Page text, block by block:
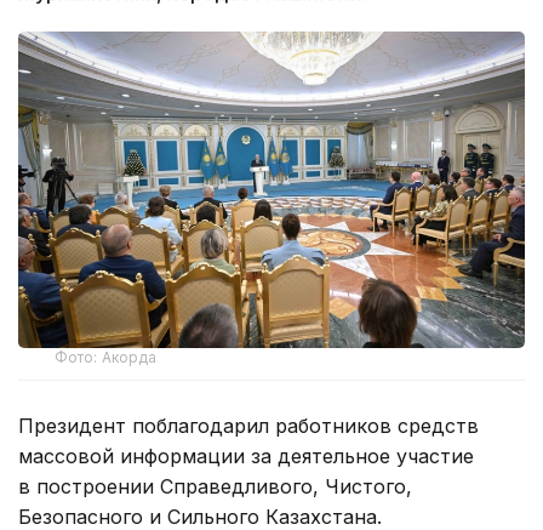
Фото: Акорда
Президент поблагодарил работников средств
массовой информации за деятельное участие
в построении Справедливого, Чистого,
Безопасного и Сильного Казахстана.